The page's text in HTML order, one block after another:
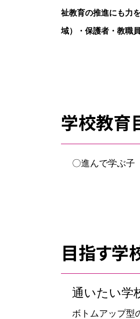
祉教育の推進にも力
域）・保護者・教職
学校教育
〇進んで学ぶ
目指す学
通いたい学
ボトムアップ型